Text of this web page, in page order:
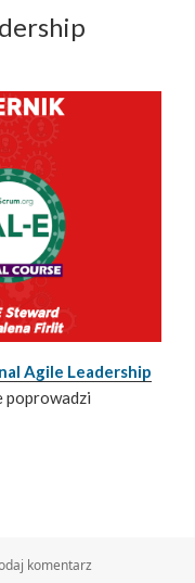
Agile Leadership
poprowadzi
komentarz